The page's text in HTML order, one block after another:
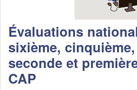
Évaluations
sixième,
seconde et
CAP